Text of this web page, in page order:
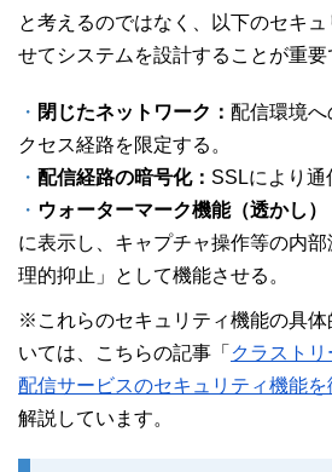
と考えるのではなく、以下のセキ
せてシステムを設計することが重要
・ 閉じたネットワーク： 配信環境
クセス経路を限定する。
・ 配信経路の暗号化： SSLにより通
・ ウォーターマーク機能（透かし）
に表示し、キャプチャ操作等の内
理的抑止」として機能させる。
※これらのセキュリティ機能の具体
いては、こちらの記事「 クラスト
配信サービスのセキュリティ機能を
解説しています。